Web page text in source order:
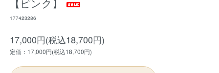
【ピンク】
177423286
17,000円(税込18,700円)
定価：17,000円(税込18,700円)